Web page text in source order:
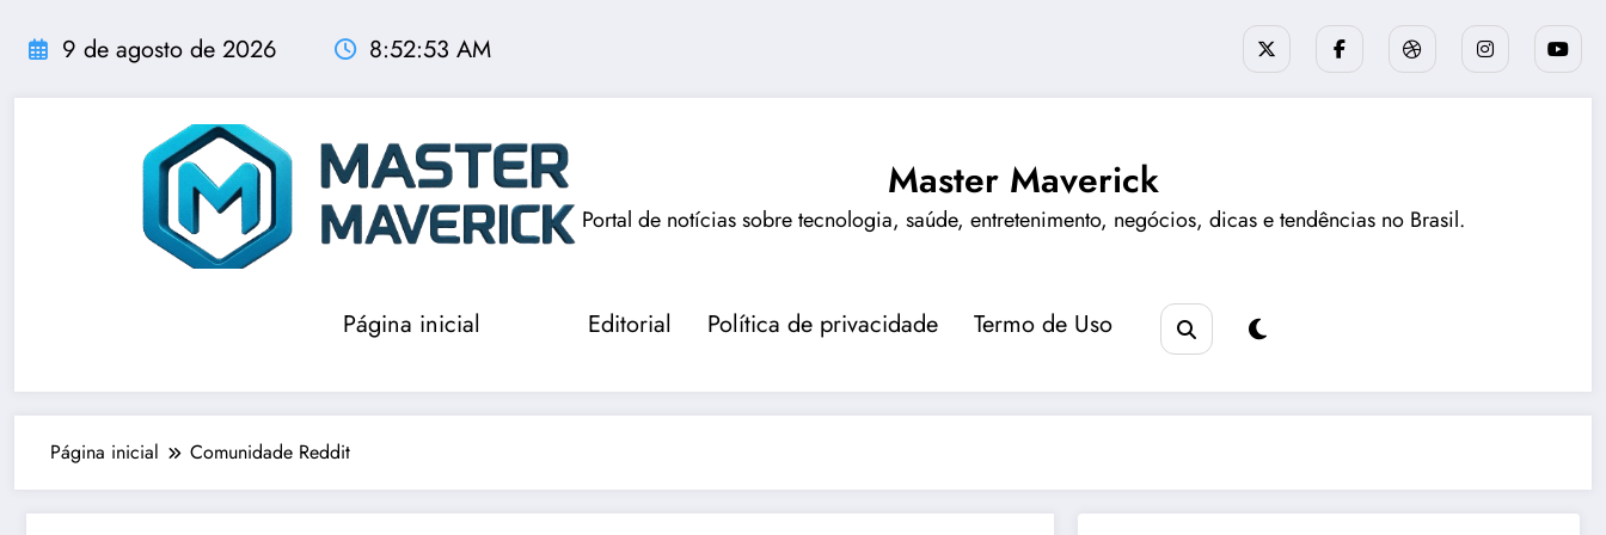
para
conteúdo
9 de agosto de 2026 8:52:53 AM
Master Maverick
Portal de notícias sobre tecnologia, saúde, entretenimento, negócios, dicas e tendências no Brasil.
Página inicial Editorial Política de privacidade Termo de Uso
Página inicial Comunidade Reddit